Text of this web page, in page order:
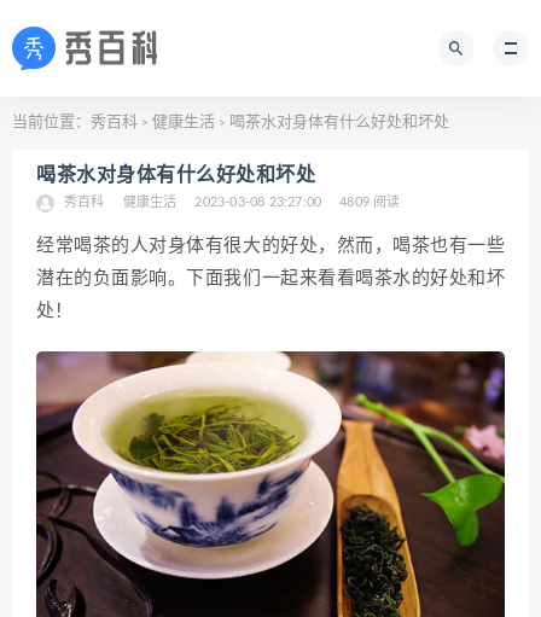
当前位置： 秀百科 > 健康生活 > 喝茶水对身体有什么好处和坏处
喝茶水对身体有什么好处和坏处
秀百科 健康生活 2023-03-08 23:27:00 4809 阅读
经常喝茶的人对身体有很大的好处，然而，喝茶也有一些
潜在的负面影响。下面我们一起来看看喝茶水的好处和坏
处！